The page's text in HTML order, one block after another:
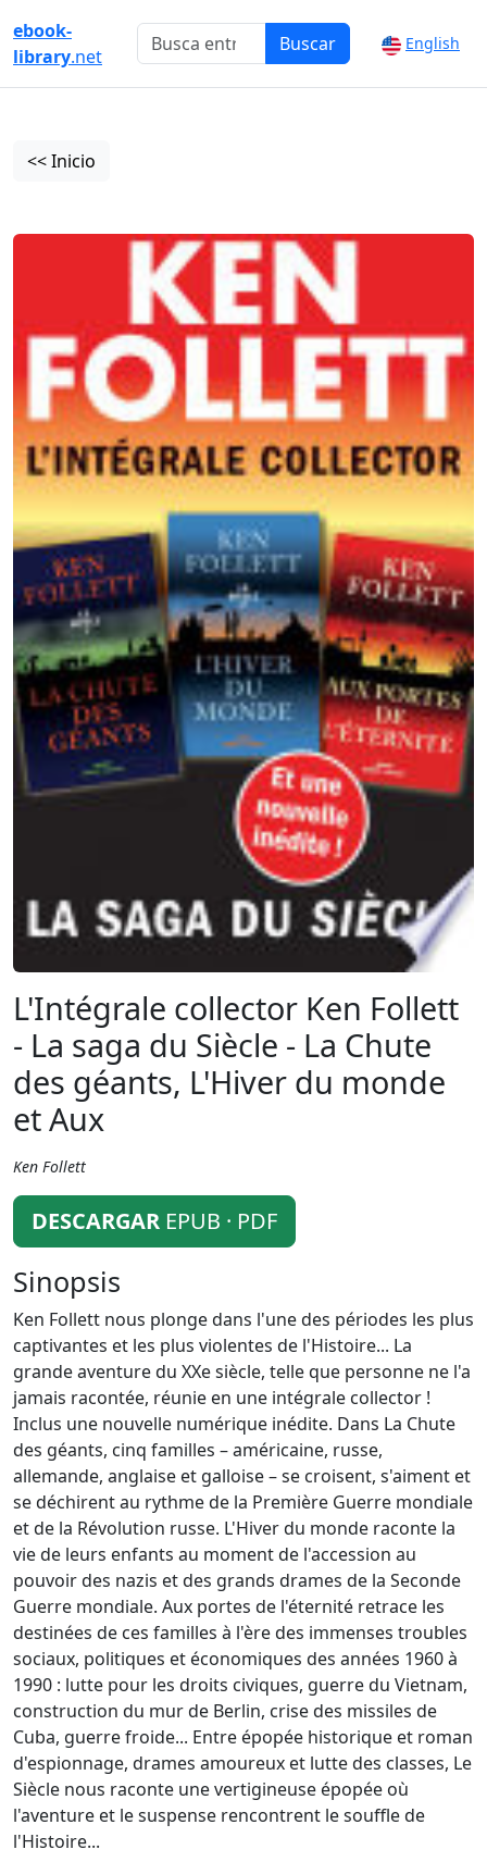
ebook-
library.net
Buscar English
<< Inicio
L'Intégrale collector Ken Follett
- La saga du Siècle - La Chute
des géants, L'Hiver du monde
et Aux
Ken Follett
DESCARGAR EPUB · PDF
Sinopsis
Ken Follett nous plonge dans l'une des périodes les plus
captivantes et les plus violentes de l'Histoire... La
grande aventure du XXe siècle, telle que personne ne l'a
jamais racontée, réunie en une intégrale collector !
Inclus une nouvelle numérique inédite. Dans La Chute
des géants, cinq familles – américaine, russe,
allemande, anglaise et galloise – se croisent, s'aiment et
se déchirent au rythme de la Première Guerre mondiale
et de la Révolution russe. L'Hiver du monde raconte la
vie de leurs enfants au moment de l'accession au
pouvoir des nazis et des grands drames de la Seconde
Guerre mondiale. Aux portes de l'éternité retrace les
destinées de ces familles à l'ère des immenses troubles
sociaux, politiques et économiques des années 1960 à
1990 : lutte pour les droits civiques, guerre du Vietnam,
construction du mur de Berlin, crise des missiles de
Cuba, guerre froide... Entre épopée historique et roman
d'espionnage, drames amoureux et lutte des classes, Le
Siècle nous raconte une vertigineuse épopée où
l'aventure et le suspense rencontrent le souffle de
l'Histoire...